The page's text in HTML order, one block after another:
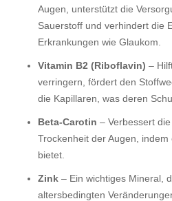
Augen, unterstützt die
Sauerstoff und verhindert die
Erkrankungen wie Glaukom.
Vitamin B2 (Riboflavin) –
verringern, fördert den
die Kapillaren, was deren
Beta-Carotin – Verbessert
Trockenheit der Augen,
bietet.
Zink – Ein wichtiges Mineral,
altersbedingten